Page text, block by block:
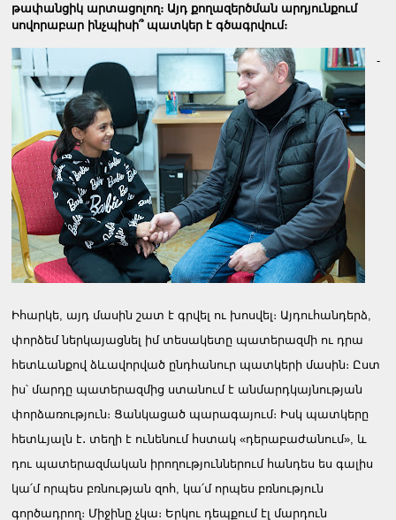
թափանցիկ արտացոլող։ Այդ քողազերծման արդյունքում
սովորաբար ինչպիսի՞ պատկեր է գծագրվում։
-
Իհարկե, այդ մասին շատ է գրվել ու խոսվել։ Այդուհանդերձ,
փորձեմ ներկայացնել իմ տեսակետը պատերազմի ու դրա
հետևանքով ձևավորված ընդհանուր պատկերի մասին։ Ըստ
իս՝ մարդը պատերազմից ստանում է անմարդկայնության
փորձառություն։ Ցանկացած պարագայում։ Իսկ պատկերը
հետևյալն է․ տեղի է ունենում հստակ «դերաբաժանում», և
դու պատերազմական իրողություններում հանդես ես գալիս
կա՛մ որպես բռնության զոհ, կա՛մ որպես բռնություն
գործադրող։ Միջինը չկա։ Երկու դեպքում էլ մարդուն